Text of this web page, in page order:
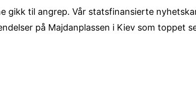
gikk til angrep. Vår statsfinansierte
på Majdanplassen i Kiev som toppet